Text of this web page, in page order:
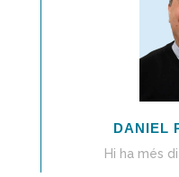
DANIEL
Hi ha més